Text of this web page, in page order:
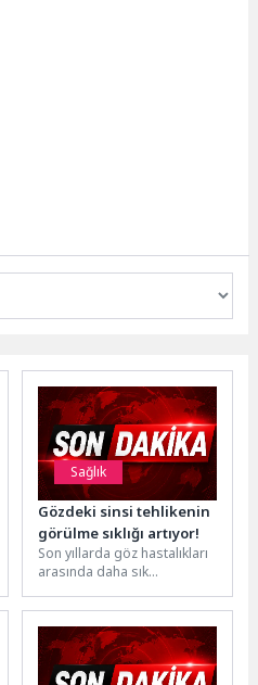
Sağlık
Gözdeki sinsi tehlikenin
görülme sıklığı artıyor!
Son yıllarda göz hastalıkları
arasında daha sık
et büyümesi, tıp dilinde
‘pterjium’...